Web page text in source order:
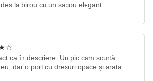
la birou cu un sacou elegant.
ca în descriere. Un pic cam scurtă
dar o port cu dresuri opace și arată